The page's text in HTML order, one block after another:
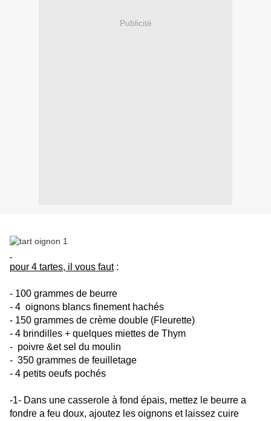
Publicité
pour 4 tartes, il vous faut:
- 100 grammes de beurre
- 4 oignons blancs finement hachés
- 150 grammes de crème double (Fleurette)
- 4 brindilles + quelques miettes de Thym
- poivre &et sel du moulin
- 350 grammes de feuilletage
- 4 petits oeufs pochés
-1- Dans une casserole à fond épais, mettez le beurre a
fondre a feu doux, ajoutez les oignons et laissez cuire